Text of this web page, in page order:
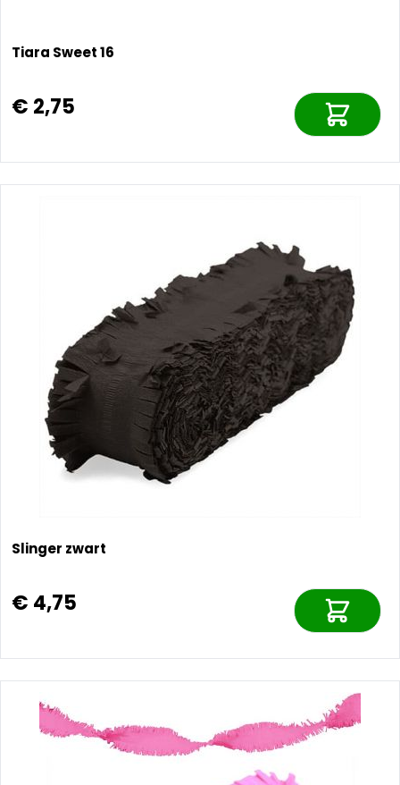
Tiara Sweet 16
€ 2,75
Slinger zwart
€ 4,75